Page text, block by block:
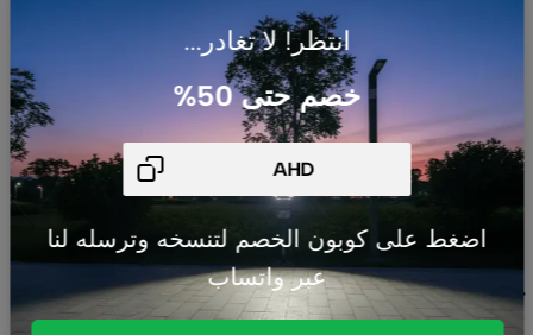
انتظر! لا تغادر...
خصم حتى 50%
اضغط على كوبون الخصم لتنسخه وترسله لنا
عبر واتساب
شركة AHJ
بالرياض
متخصصة في
حلول السمارت
هوم، أنظمة
شركتنا السياسات